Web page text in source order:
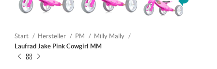
Start Hersteller PM
Milly Mally
Laufrad Jake Pink Cowgirl MM